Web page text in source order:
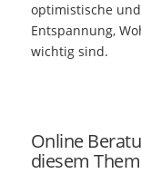
optimistische
Entspannung,
wichtig sind.
Online
diesem